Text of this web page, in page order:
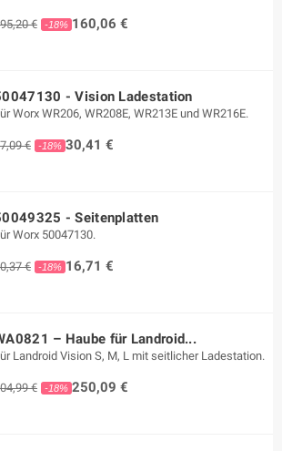
€ -18% 160,06 €
- Vision Ladestation
Worx WR206, WR208E, WR213E und WR216E.
€ -18% 30,41 €
- Seitenplatten
Worx 50047130.
€ -18% 16,71 €
– Haube für Landroid...
Landroid Vision S, M, L mit seitlicher Ladestation.
€ -18% 250,09 €